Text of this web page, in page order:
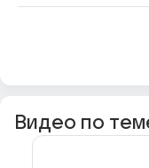
Видео по